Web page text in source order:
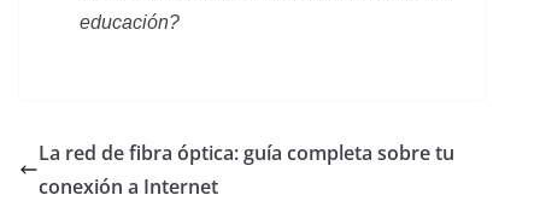
educación?
La red de fibra óptica: guía completa sobre tu
conexión a Internet